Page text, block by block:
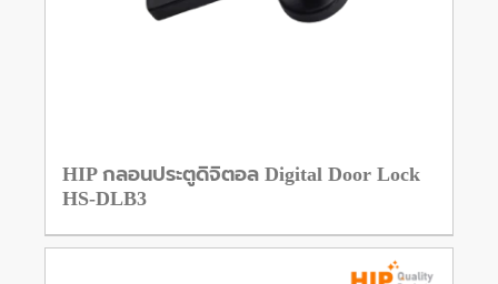
HIP กลอนประตูดิจิตอล Digital Door Lock
HS-DLB3